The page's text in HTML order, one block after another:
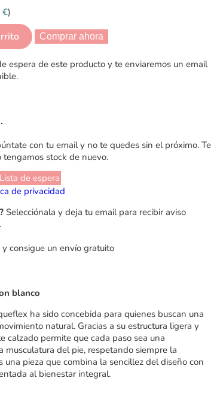
€)
Comprar ahora
espera de este producto y te enviaremos un email
con tu email y no te quedes sin el próximo. Te
stock de nuevo.
Lista de espera
de privacidad
Selecciónala y deja tu email para recibir aviso
consigue un envío gratuito
blanco
ha sido concebida para quienes buscan una
natural. Gracias a su estructura ligera y
calzado permite que cada paso sea una
musculatura del pie, respetando siempre la
una pieza que combina la sencillez del diseño con
al bienestar integral.